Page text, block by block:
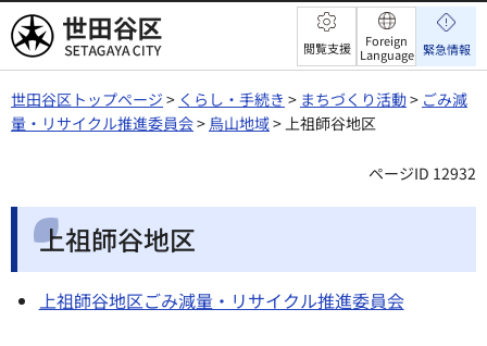
世田谷区 閲覧支援
Foreign
Language 緊急情報
世田谷区トップページ > くらし・手続き > まちづくり活動> ごみ減
量・リサイクル推進委員会> 烏山地域> 上祖師谷地区
ページID 12932
上祖師谷地区
上祖師谷地区ごみ減量・リサイクル推進委員会